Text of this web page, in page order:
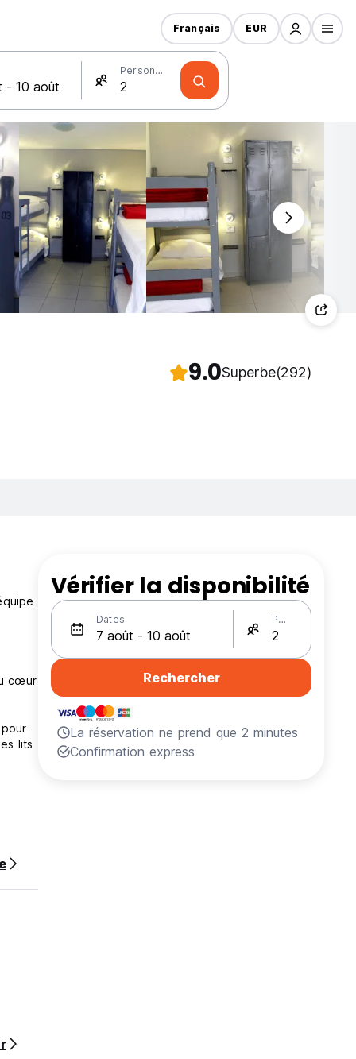
Personnes
Français EUR
9.0Superbe(292)
cœur
lits
Vérifier la disponibilité
Dates Personnes
Rechercher
La réservation ne prend que 2 minutes
Confirmation express